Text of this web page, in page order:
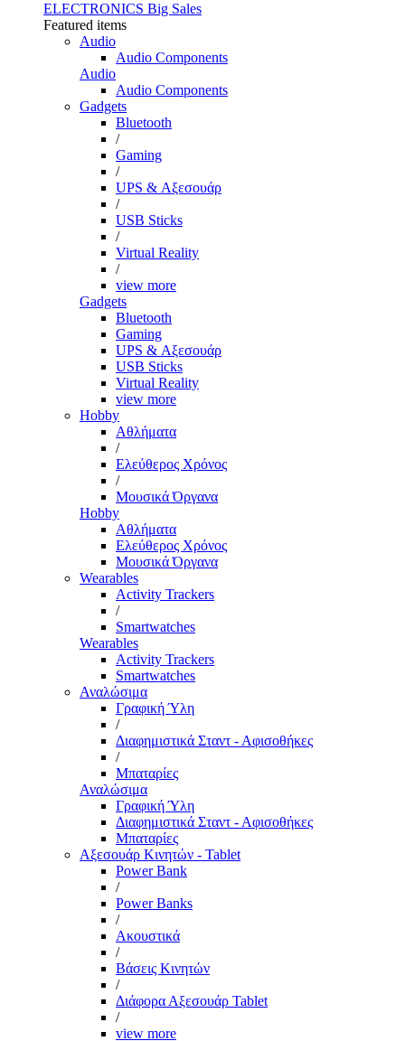
ELECTRONICS Big Sales
Featured items
Audio
Audio Components
Audio
Audio Components
Gadgets
Bluetooth
/
Gaming
/
UPS & Αξεσουάρ
/
USB Sticks
/
Virtual Reality
/
view more
Gadgets
Bluetooth
Gaming
UPS & Αξεσουάρ
USB Sticks
Virtual Reality
view more
Hobby
Αθλήματα
/
Ελεύθερος Χρόνος
/
Μουσικά Όργανα
Hobby
Αθλήματα
Ελεύθερος Χρόνος
Μουσικά Όργανα
Wearables
Activity Trackers
/
Smartwatches
Wearables
Activity Trackers
Smartwatches
Αναλώσιμα
Γραφική Ύλη
/
Διαφημιστικά Σταντ - Αφισοθήκες
/
Μπαταρίες
Αναλώσιμα
Γραφική Ύλη
Διαφημιστικά Σταντ - Αφισοθήκες
Μπαταρίες
Αξεσουάρ Κινητών - Tablet
Power Bank
/
Power Banks
/
Ακουστικά
/
Βάσεις Κινητών
/
Διάφορα Αξεσουάρ Tablet
/
view more